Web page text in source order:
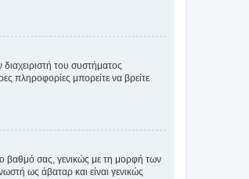
του συστήματος
πληροφορίες μπορείτε να βρείτε
βαθμό σας, γενικώς με τη μορφή των
ως άβαταρ και είναι γενικώς